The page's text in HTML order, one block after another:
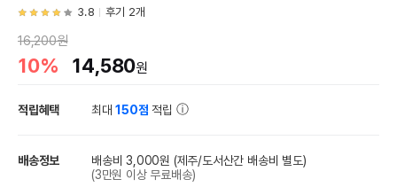
3.8 후기 2개
16,200원
10% 14,580원
적립혜택 최대150점 적립
배송정보 배송비 3,000원 (제주/도서산간 배송비 별도)
(3만원 이상 무료배송)